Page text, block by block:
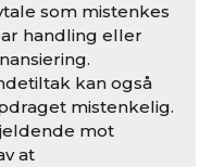
som mistenkes
handling eller
kan også
mistenkelig.
mot
at